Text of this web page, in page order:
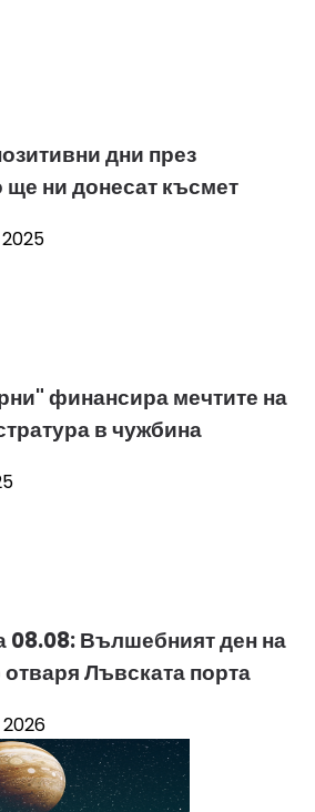
дни през
ще ни донесат късмет
2025
финансира мечтите на
в чужбина
08.08: Вълшебният ден на
Лъвската порта
2026